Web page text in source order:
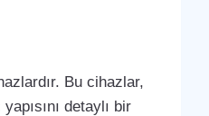
Bu cihazlar,
detaylı bir